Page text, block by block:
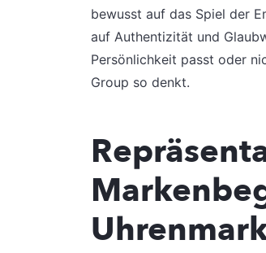
bewusst auf das Spiel der
auf Authentizität und
Persönlichkeit passt oder
Group so denkt.